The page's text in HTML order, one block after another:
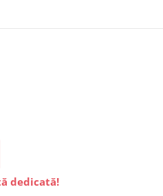
dedicată!